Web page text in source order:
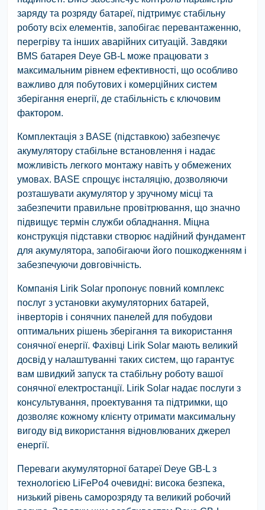
заряду та розряду батареї, підтримує стабільну
роботу всіх елементів, запобігає перевантаженню,
перегріву та інших аварійних ситуацій. Завдяки
BMS батарея Deye GB-L може працювати з
максимальним рівнем ефективності, що особливо
важливо для побутових і комерційних систем
зберігання енергії, де стабільність є ключовим
фактором.
Комплектація з BASE (підставкою) забезпечує
акумулятору стабільне встановлення і надає
можливість легкого монтажу навіть у обмежених
умовах. BASE спрощує інсталяцію, дозволяючи
розташувати акумулятор у зручному місці та
забезпечити правильне провітрювання, що значно
підвищує термін служби обладнання. Міцна
конструкція підставки створює надійний фундамент
для акумулятора, запобігаючи його пошкодженням і
забезпечуючи довговічність.
Компанія Lirik Solar пропонує повний комплекс
послуг з установки акумуляторних батарей,
інверторів і сонячних панелей для побудови
оптимальних рішень зберігання та використання
сонячної енергії. Фахівці Lirik Solar мають великий
досвід у налаштуванні таких систем, що гарантує
вам швидкий запуск та стабільну роботу вашої
сонячної електростанції. Lirik Solar надає послуги з
консультування, проектування та підтримки, що
дозволяє кожному клієнту отримати максимальну
вигоду від використання відновлюваних джерел
енергії.
Переваги акумуляторної батареї Deye GB-L з
технологією LiFePo4 очевидні: висока безпека,
низький рівень саморозряду та великий робочий